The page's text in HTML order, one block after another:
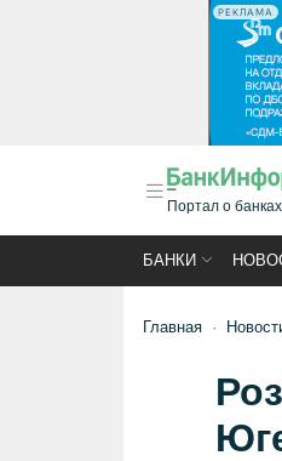
РЕКЛАМА
Портал о
БАНКИ
Главная